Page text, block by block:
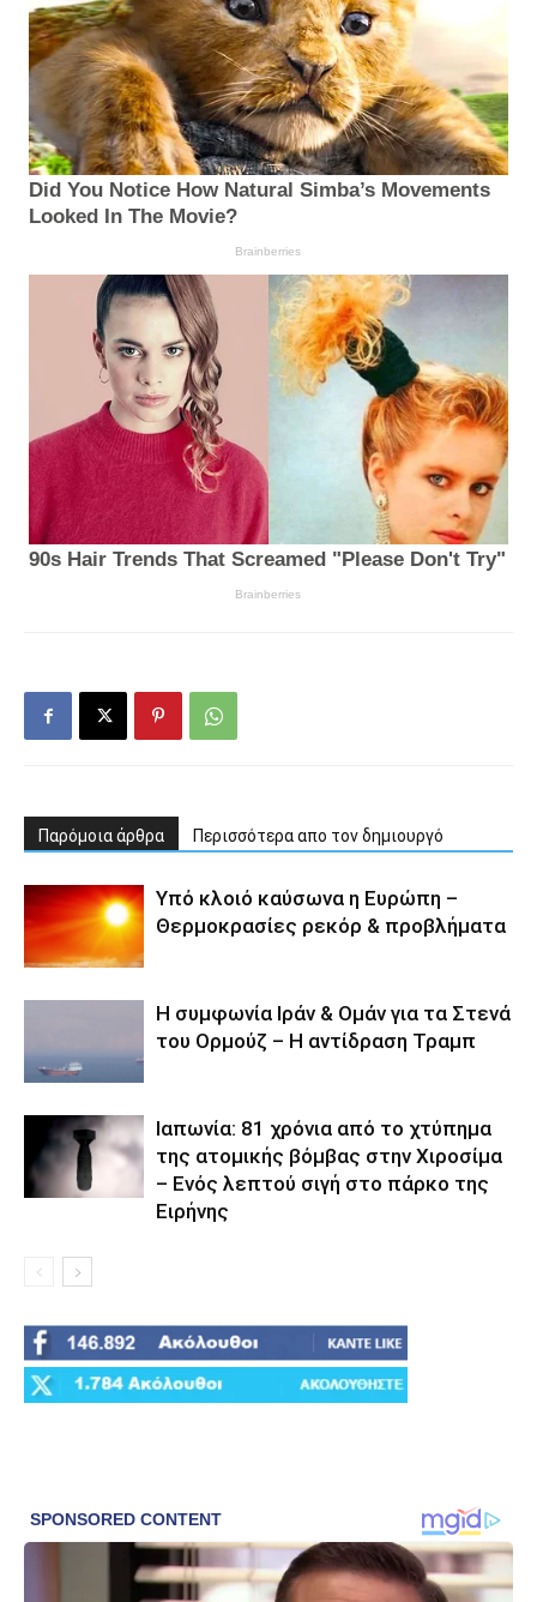
Παρόμοια άρθρα Περισσότερα απο τον δημιουργό
Υπό κλοιό καύσωνα η Ευρώπη –
Θερμοκρασίες ρεκόρ & προβλήματα
Η συμφωνία Ιράν & Ομάν για τα Στενά
του Ορμούζ – Η αντίδραση Τραμπ
Ιαπωνία: 81 χρόνια από το χτύπημα
της ατομικής βόμβας στην Χιροσίμα
– Ενός λεπτού σιγή στο πάρκο της
Ειρήνης